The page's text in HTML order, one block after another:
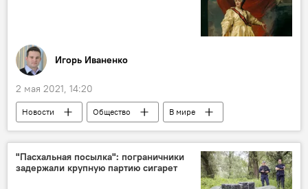
Игорь Иваненко
2 мая 2021, 14:20
Новости Общество
В мире
Общество
В Молдове
"Пасхальная посылка": пограничники
задержали крупную партию сигарет